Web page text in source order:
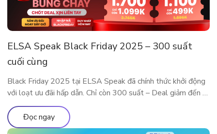
ELSA Speak Black Friday 2025 – 300 suất
cuối cùng
Black Friday 2025 tại ELSA Speak đã chính thức khởi động
với loạt ưu đãi hấp dẫn. Chỉ còn 300 suất – Deal giảm đến 5
Triệu sắp cháy hàng! Đây là dịp đặc biệt trong năm để sở
hữu các gói ELSA Premium và ELSA Pro với giá ưu đãi hiếm
có. Trải nghiệm […]
Đọc ngay